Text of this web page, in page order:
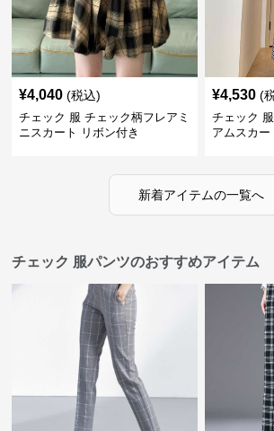
¥4,040 (税込)
チェック 服 チェック柄フレアミ
ニスカート リボン付き
¥4,530 (
チェック
アムスカー
新着アイテムの一覧へ
チェック 服パンツのおすすめアイテム